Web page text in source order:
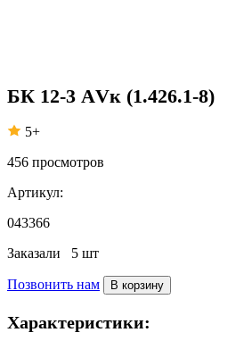
БК 12-3 АVк (1.426.1-8)
5+
456 просмотров
Артикул:
043366
Заказали 5 шт
Позвонить нам В корзину
Характеристики: